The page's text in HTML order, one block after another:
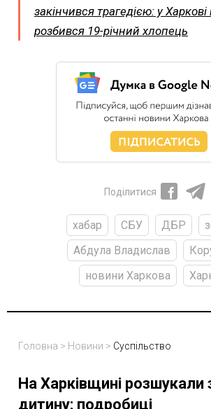
закінчився трагедією: у
розбився 19-річний хлопець
Поділитися
хабар СБУ ДБР
Абдула Владислав
новини Харкова
Головна > Новини > Суспільство
На Харківщині розшукали
дитину: подробиці